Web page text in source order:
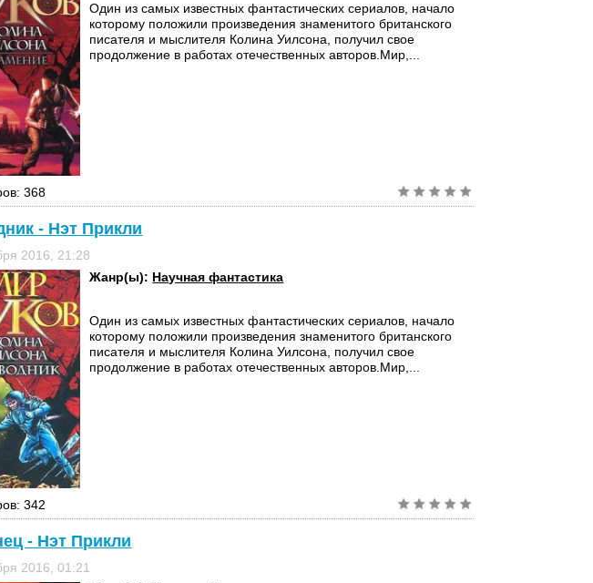
Один из самых известных фантастических сериалов, начало
которому положили произведения знаменитого британского
писателя и мыслителя Колина Уилсона, получил свое
продолжение в работах отечественных авторов.Мир,...
368
- Нэт Прикли
2016, 21:28
Жанр(ы): Научная фантастика
Один из самых известных фантастических сериалов, начало
которому положили произведения знаменитого британского
писателя и мыслителя Колина Уилсона, получил свое
продолжение в работах отечественных авторов.Мир,...
342
- Нэт Прикли
2016, 01:21